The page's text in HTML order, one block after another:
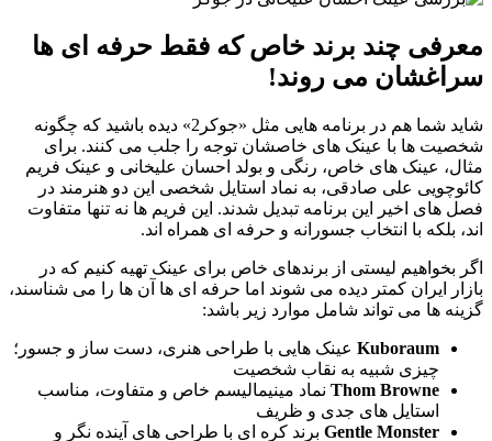
معرفی چند برند خاص که فقط حرفه ای ها
سراغشان می روند!
شاید شما هم در برنامه هایی مثل «جوکر2» دیده باشید که چگونه
شخصیت ها با عینک های خاصشان توجه را جلب می کنند. برای
مثال، عینک های خاص، رنگی و بولد احسان علیخانی و عینک فریم
کائوچویی علی صادقی، به نماد استایل شخصی این دو هنرمند در
فصل های اخیر این برنامه تبدیل شدند. این فریم ها نه تنها متفاوت
اند، بلکه با انتخاب جسورانه و حرفه ای همراه اند.
اگر بخواهیم لیستی از برندهای خاص برای عینک تهیه کنیم که در
بازار ایران کمتر دیده می شوند اما حرفه ای ها آن ها را می شناسند،
گزینه ها می تواند شامل موارد زیر باشد:
Kuboraum عینک هایی با طراحی هنری، دست ساز و جسور؛
چیزی شبیه به نقاب شخصیت
Thom Browne نماد مینیمالیسم خاص و متفاوت، مناسب
استایل های جدی و ظریف
Gentle Monster برند کره ای با طراحی های آینده نگر و